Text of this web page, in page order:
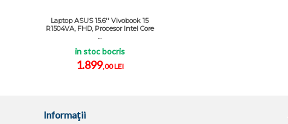
Laptop ASUS 15.6'' Vivobook 15
R1504VA, FHD, Procesor Intel Core
in stoc bocris
1.899,00 LEI
Informaţii